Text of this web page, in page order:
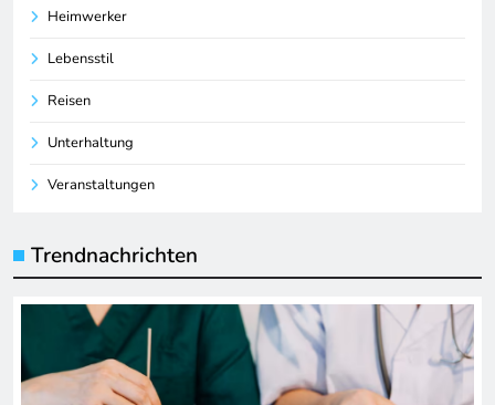
Heimwerker
Lebensstil
Reisen
Unterhaltung
Veranstaltungen
Trendnachrichten